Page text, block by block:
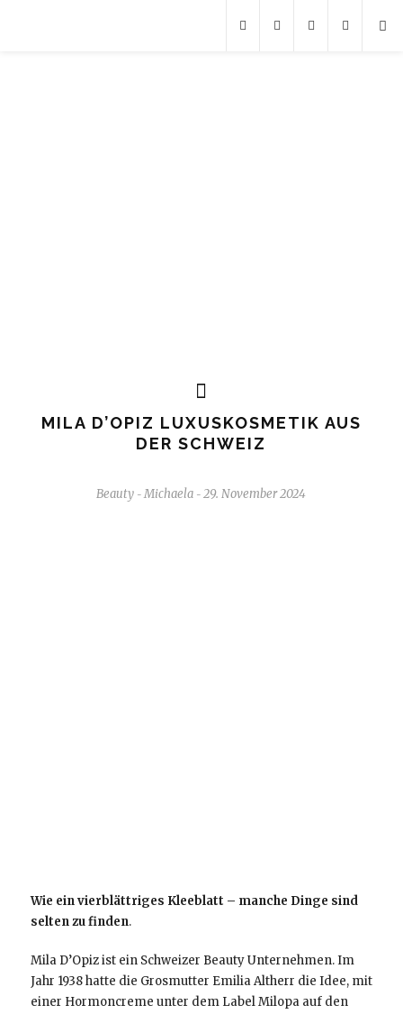
MILA D’OPIZ LUXUSKOSMETIK AUS
DER SCHWEIZ
Beauty - Michaela - 29. November 2024
Wie ein vierblättriges Kleeblatt – manche Dinge sind
selten zu finden.
Mila D’Opiz ist ein Schweizer Beauty Unternehmen. Im
Jahr 1938 hatte die Grosmutter Emilia Altherr die Idee, mit
einer Hormoncreme unter dem Label Milopa auf den